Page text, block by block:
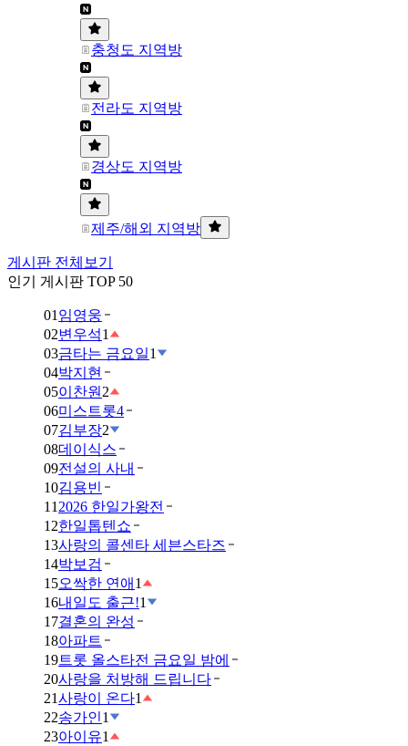
충청도 지역방
전라도 지역방
경상도 지역방
제주/해외 지역방
게시판 전체보기
인기 게시판 TOP 50
01 임영웅
02변우석1
03금타는 금요일1
04박지현
05이찬원 2
06미스트롯4
07김부장2
08데이식스
09전설의 사내
10김용빈
11 2026 한일가왕전
12한일톱텐쇼
13사랑의 콜센타 세븐스타즈
14박보검
15오싹한 연애 1
16내일도 출근!1
17결혼의 완성
18아파트
19트롯 올스타전 금요일 밤에
20사랑을 처방해 드립니다
21사랑이 온다1
22송가인1
23아이유1